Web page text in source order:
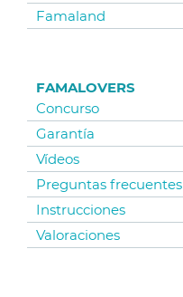
Famaland
FAMALOVERS
Concurso
Garantía
Vídeos
Preguntas frecuentes
Instrucciones
Valoraciones